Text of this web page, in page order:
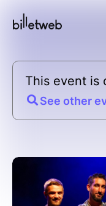
This event is
See other